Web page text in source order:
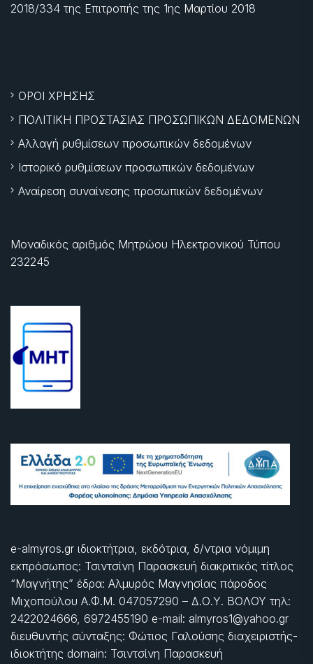
2018/334 της Επιτροπής της 1ης Μαρτίου 2018
ΟΡΟΙ ΧΡΗΣΗΣ
ΠΟΛΙΤΙΚΗ ΠΡΟΣΤΑΣΙΑΣ ΠΡΟΣΩΠΙΚΩΝ ΔΕΔΟΜΕΝΩΝ
Αλλαγή ρυθμίσεων προσωπικών δεδομένων
Ιστορικό ρυθμίσεων προσωπικών δεδομένων
Αναίρεση συναίνεσης προσωπικών δεδομένων
Μοναδικός αριθμός Μητρώου Ηλεκτρονικού Τύπου
232245
e-almyros.gr ιδιοκτήτρια, εκδότρια, δ/ντρια νόμιμη
εκπρόσωπος: Τσιντσίνη Παρασκευή διακριτικός τίτλος
“Μαγνήτης” έδρα: Αλμυρός Μαγνησίας πάροδος
Μιχοπούλου Α.Φ.Μ. 047057290 – Δ.Ο.Υ. ΒΟΛΟΥ τηλ:
2422024666, 6972455190 e-mail: almyros1@yahoo.gr
διευθυντής σύνταξης: Φώτιος Γαλούσης διαχειριστής-
ιδιοκτήτης domain: Τσιντσίνη Παρασκευή